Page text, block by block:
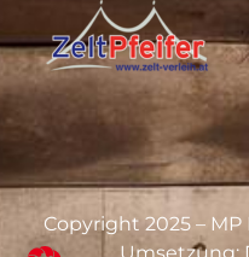
Copyright 2025 –
Umsetzung: